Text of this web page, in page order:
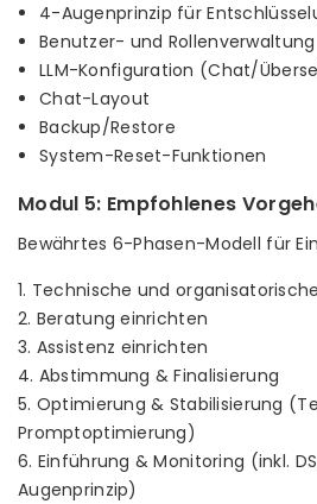
4-Augenprinzip für
Benutzer- und Rollenverwaltung
LLM-Konfiguration (Chat/
Chat-Layout
Backup/Restore
System-Reset-Funktionen
Modul 5: Empfohlenes
Bewährtes 6-Phasen-Modell für
1. Technische und
2. Beratung einrichten
3. Assistenz einrichten
4. Abstimmung & Finalisierung
5. Optimierung & Stabilisierung
Promptoptimierung)
6. Einführung & Monitoring (inkl.
Augenprinzip)